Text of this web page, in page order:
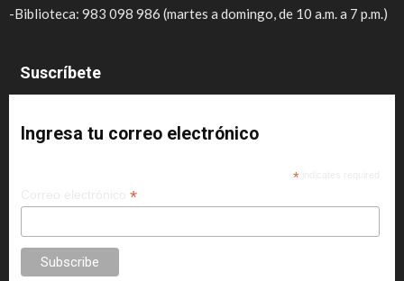
-Biblioteca: 983 098 986 (martes a domingo, de 10 a.m. a 7 p.m.)
Suscríbete
Ingresa tu correo electrónico
*
*